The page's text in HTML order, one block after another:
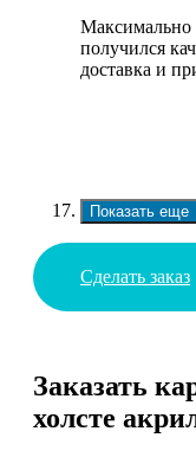
Максимально
получился
доставка и
Показать еще
Сделать заказ
Заказать
холсте